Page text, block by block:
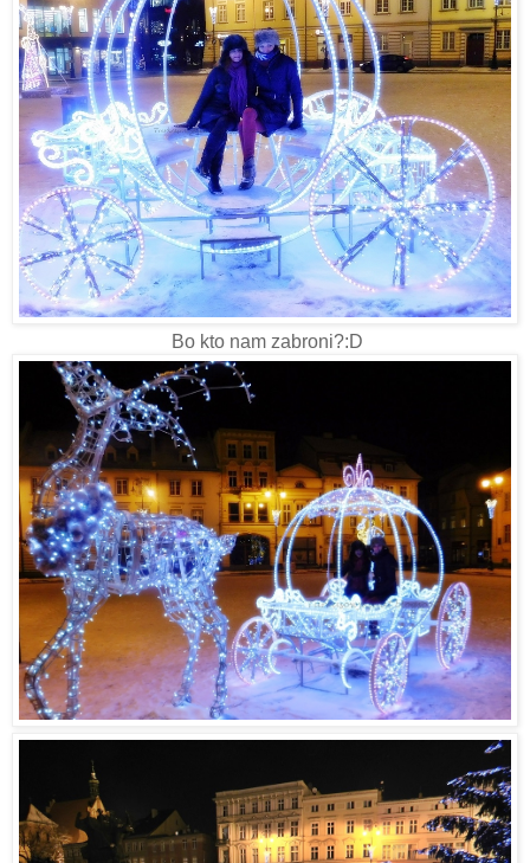
Bo kto nam zabroni?:D